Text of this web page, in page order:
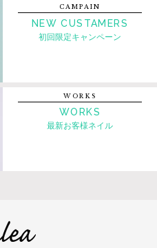
CAMPAIN
NEW CUSTAMERS
初回限定キャンペーン
WORKS
WORKS
最新お客様ネイル